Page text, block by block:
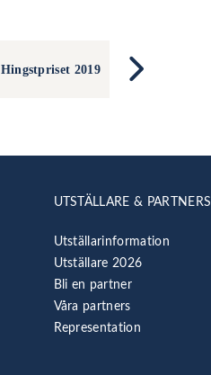
2019
UTSTÄLLARE & PARTNERS
Utställarinformation
Utställare 2026
Bli en partner
Våra partners
Representation